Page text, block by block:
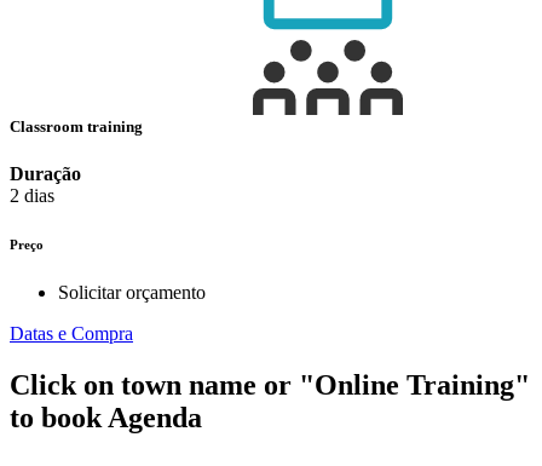
Classroom training
Duração
2 dias
Preço
Solicitar orçamento
Datas e Compra
Click on town name or "Online Training"
to book Agenda